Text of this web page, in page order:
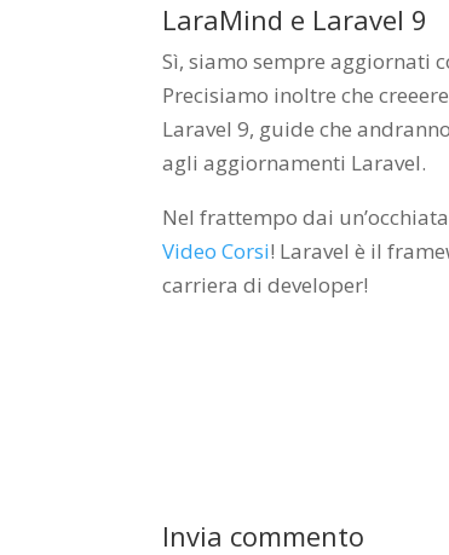
LaraMind e Laravel 9
Sì, siamo sempre aggiornati
Precisiamo inoltre che
Laravel 9, guide che
agli aggiornamenti Laravel.
Nel frattempo dai
Video Corsi! Laravel è il
carriera di developer!
Invia commento